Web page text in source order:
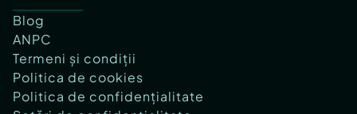
Blog
ANPC
Termeni și condiții
Politica de cookies
Politica de confidențialitate